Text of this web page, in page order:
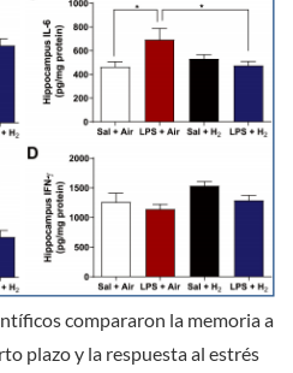
compararon la memoria a
plazo y la respuesta al estrés